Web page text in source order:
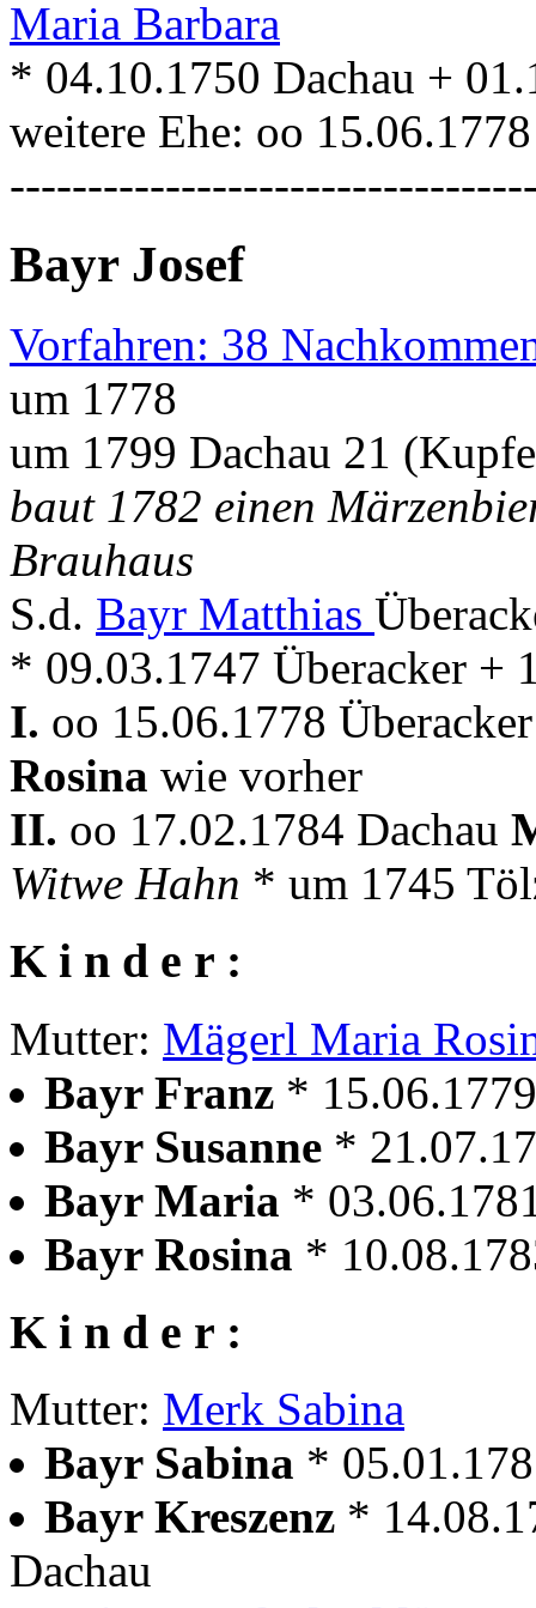
Maria Barbara
* 04.10.1750 Dachau +
weitere Ehe: oo
Bayr Josef
Vorfahren: 38
um 1778
um 1799 Dachau 21
baut 1782 einen
Brauhaus
S.d. Bayr Matthias
* 09.03.1747 Überacker +
I. oo 15.06.1778
Rosina wie vorher
II. oo 17.02.1784 Dachau
Witwe Hahn * um 1745
K i n d e r :
Mutter: Mägerl Maria
Bayr Franz *
Bayr Susanne *
Bayr Maria *
Bayr Rosina *
K i n d e r :
Mutter: Merk Sabina
Bayr Sabina *
Bayr Kreszenz *
Dachau